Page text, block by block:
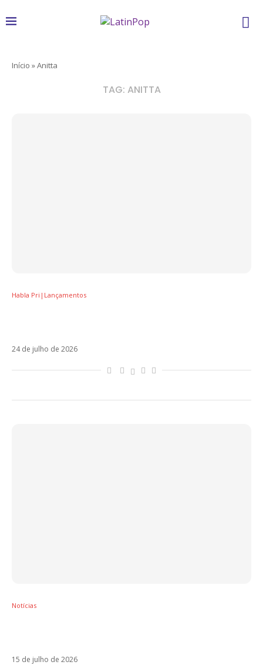
Início »Anitta
TAG: ANITTA
Habla Pri|Lançamentos
24 de julho de 2026
Notícias
15 de julho de 2026